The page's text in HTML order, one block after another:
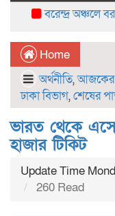
বরেন্দ্র অঞ্চলে
Home
অর্থনীতি,আজকের
ঢাকা বিভাগ,শেষের
ভারত থেকে
হাজার টিকিট
Update Time
260 Read